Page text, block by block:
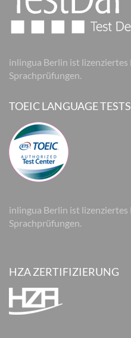
inlingua Berlin ist
Sprachprüfungen.
TOEIC LANGUAGE TESTS
inlingua Berlin ist
Sprachprüfungen.
HZA ZERTIFIZIERUNG